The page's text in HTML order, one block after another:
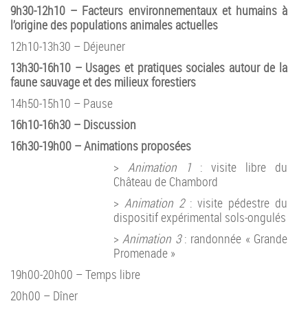
9h30-12h10 – Facteurs environnementaux et humains à
l’origine des populations animales actuelles
12h10-13h30 – Déjeuner
13h30-16h10 – Usages et pratiques sociales autour de la
faune sauvage et des milieux forestiers
14h50-15h10 – Pause
16h10-16h30 – Discussion
16h30-19h00 – Animations proposées
> Animation 1: visite libre du
Château de Chambord
> Animation 2: visite pédestre du
dispositif expérimental sols-ongulés
>Animation 3: randonnée « Grande
Promenade »
19h00-20h00 – Temps libre
20h00 – Dîner